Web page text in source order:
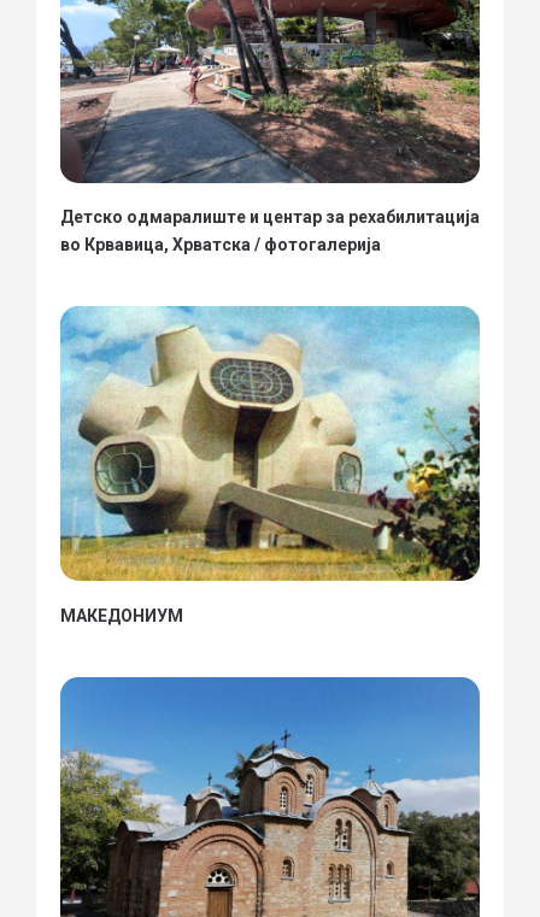
Детско одмаралиште и центар за рехабилитација
во Крвавица, Хрватска / фотогалерија
МАКЕДОНИУМ